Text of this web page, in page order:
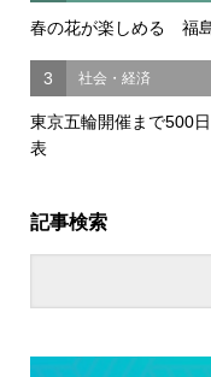
春の花が楽しめる 福
3 社会・経済
東京五輪開催まで500
表
記事検索